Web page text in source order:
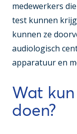
medewerkers
test kunnen
kunnen ze
audiologisch
apparatuur en
Wat
doen?